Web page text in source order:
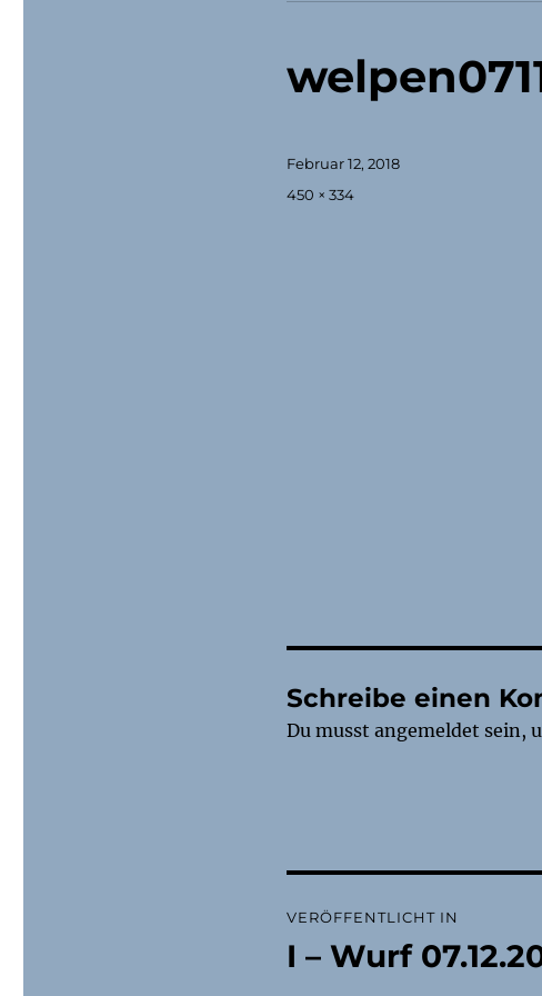
Veröffentlicht
am
Februar 12, 2018
Originalgröße
450 × 334
Schreibe einen
Du musst angemeldet sein,
VERÖFFENTLICHT IN
I – Wurf